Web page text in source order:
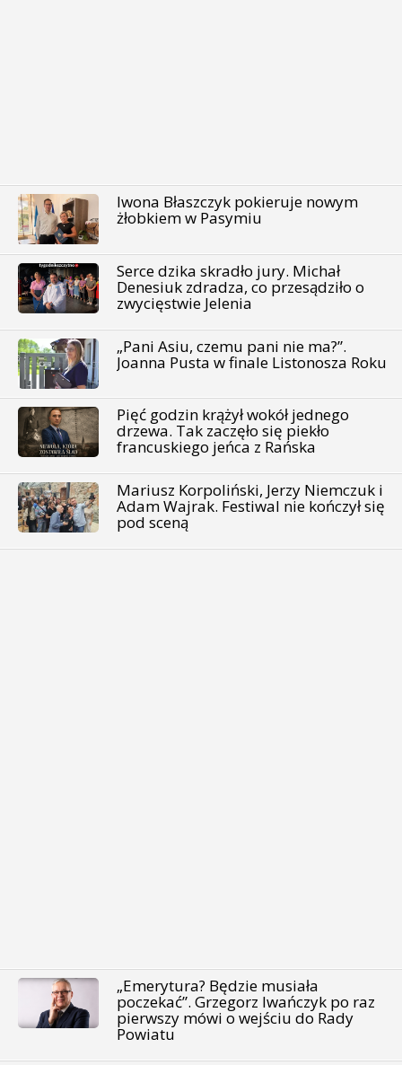
Iwona Błaszczyk pokieruje nowym
żłobkiem w Pasymiu
Serce dzika skradło jury. Michał
Denesiuk zdradza, co przesądziło o
zwycięstwie Jelenia
„Pani Asiu, czemu pani nie ma?”.
Joanna Pusta w finale Listonosza Roku
Pięć godzin krążył wokół jednego
drzewa. Tak zaczęło się piekło
francuskiego jeńca z Rańska
Mariusz Korpoliński, Jerzy Niemczuk i
Adam Wajrak. Festiwal nie kończył się
pod sceną
„Emerytura? Będzie musiała
poczekać”. Grzegorz Iwańczyk po raz
pierwszy mówi o wejściu do Rady
Powiatu